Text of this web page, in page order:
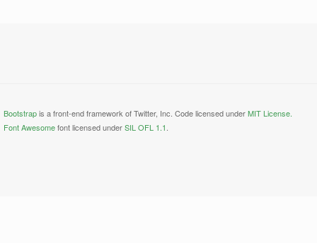
Bootstrapis a front-end framework of Twitter, Inc. Code licensed underMIT License.
Font Awesomefont licensed underSIL OFL 1.1